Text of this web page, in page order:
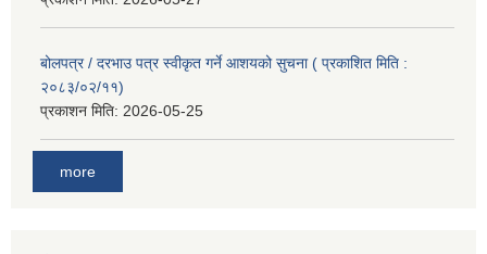
बोलपत्र / दरभाउ पत्र स्वीकृत गर्ने आशयको सुचना ( प्रकाशित मिति :
२०८३/०२/११)
प्रकाशन मिति: 2026-05-25
more